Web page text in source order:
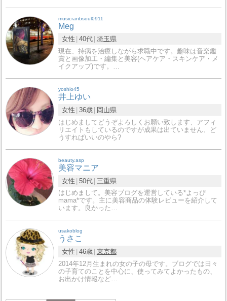
musicranbsoul0911
Meg
女性 40代 埼玉県
現在、持病を治療しながら求職中です。趣味は音楽鑑
賞と画像加工・編集と美容(ヘアケア・スキンケア・メ
イクアップ)です。…
yoshio45
井上ゆい
女性 36歳
岡山県
はじめましてどうぞよろしくお願い致します、アフィ
リエイトもしているのですが成果は出ていません、ど
うすればいいのやら?
beauty.asp
美容マニア
女性 50代
三重県
はじめまして。美容ブログを運営している*よっぴ
mama*です。主に美容商品の体験レビューを紹介して
います。良かった…
usakoblog
うさこ
女性 46歳 東京都
2014年12月生まれの女の子の母です。ブログでは日々
の子育てのことを中心に、使ってみてよかったもの、
お出かけ情報など…